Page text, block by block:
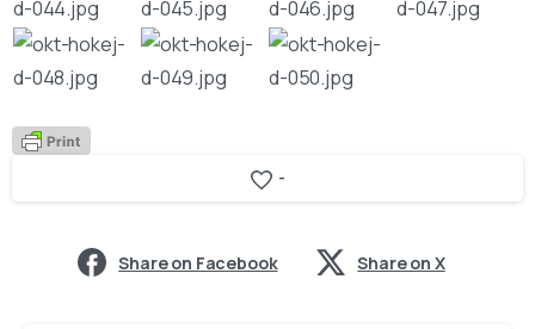
-
Share on Facebook Share on X